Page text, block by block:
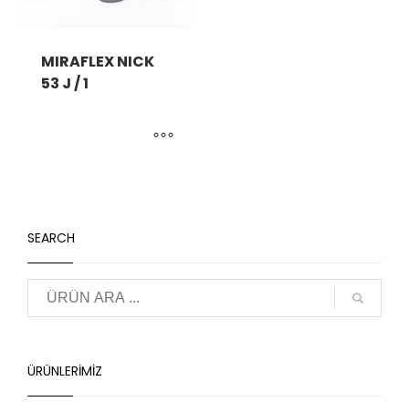
MIRAFLEX NICK
53 J / 1
SEARCH
ÜRÜNLERIMIZ